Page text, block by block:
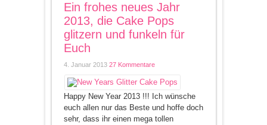
Ein frohes neues Jahr
2013, die Cake Pops
glitzern und funkeln für
Euch
4. Januar 2013 27 Kommentare
Happy New Year 2013 !!! Ich wünsche
euch allen nur das Beste und hoffe doch
sehr, dass ihr einen mega tollen